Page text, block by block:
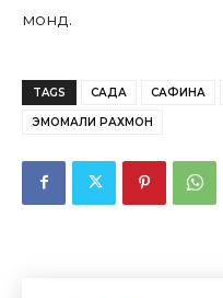
монд.
TAGS САДА САФИНА
ЭМОМАЛИ РАХМОН